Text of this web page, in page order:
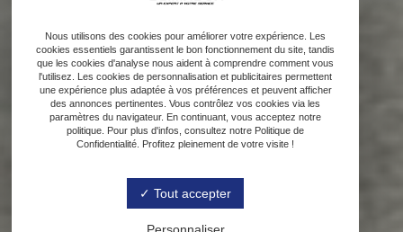
Nous utilisons des cookies pour améliorer votre expérience. Les
cookies essentiels garantissent le bon fonctionnement du site, tandis
que les cookies d'analyse nous aident à comprendre comment vous
l'utilisez. Les cookies de personnalisation et publicitaires permettent
une expérience plus adaptée à vos préférences et peuvent afficher
des annonces pertinentes. Vous contrôlez vos cookies via les
paramètres du navigateur. En continuant, vous acceptez notre
politique. Pour plus d'infos, consultez notre Politique de
Confidentialité. Profitez pleinement de votre visite !
Tout accepter